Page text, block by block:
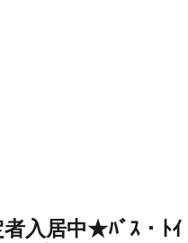
入居中★ﾊﾞｽ・ﾄｲ